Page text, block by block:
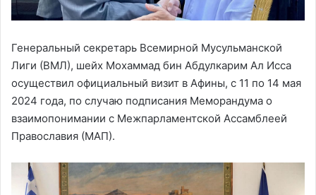
Генеральный секретарь Всемирной Мусульманской
Лиги (ВМЛ), шейх Мохаммад бин Абдулкарим Ал Исса
осуществил официальный визит в Афины, с 11 по 14 мая
2024 года, по случаю подписания Меморандума о
взаимопонимании с Межпарламентской Ассамблеей
Православия (МАП).